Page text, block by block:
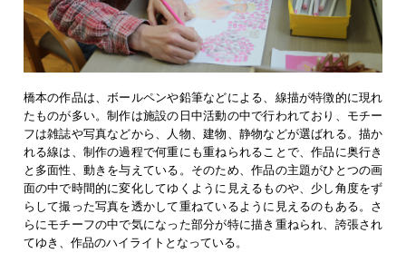
橋本の作品は、ボールペンや鉛筆などによる、線描が特徴的に現れ
たものが多い。制作は施設の日中活動の中で行われており、モチー
フは雑誌や写真などから、人物、建物、静物などが選ばれる。描か
れる線は、制作の過程で何重にも重ねられることで、作品に奥行き
と多面性、動きを与えている。そのため、作品の主題がひとつの画
面の中で時間的に変化してゆくように見えるものや、少し角度をず
らして撮った写真を透かして重ねているように見えるのもある。さ
らにモチーフの中で気になった部分が特に描き重ねられ、誇張され
てゆき、作品のハイライトとなっている。